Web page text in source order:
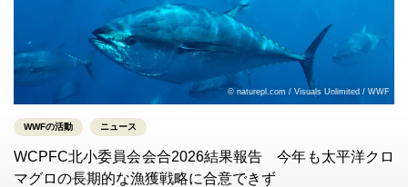
© naturepl.com / Visuals Unlimited / WWF
WWFの活動 ニュース
WCPFC北小委員会会合2026結果報告 今年も太平洋クロ
マグロの長期的な漁獲戦略に合意できず